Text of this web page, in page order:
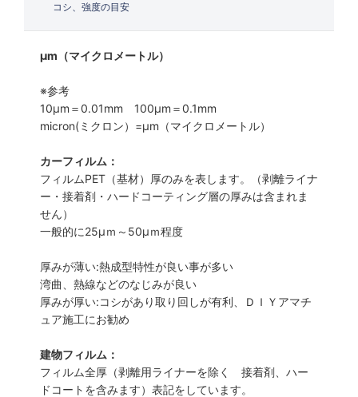
コシ、強度の目安
μm（マイクロメートル）
※参考
10μm＝0.01mm 100μm＝0.1mm
micron(ミクロン）=µm（マイクロメートル）
カーフィルム：
フィルムPET（基材）厚のみを表します。（剥離ライナ
ー・接着剤・ハードコーティング層の厚みは含まれま
せん）
一般的に25µｍ～50µｍ程度
厚みが薄い:熱成型特性が良い事が多い
湾曲、熱線などのなじみが良い
厚みが厚い:コシがあり取り回しが有利、ＤＩＹアマチ
ュア施工にお勧め
建物フィルム：
フィルム全厚（剥離用ライナーを除く 接着剤、ハー
ドコートを含みます）表記をしています。